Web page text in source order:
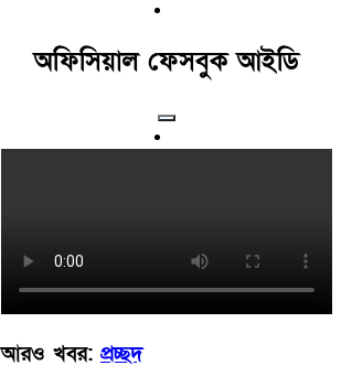
অফিসিয়াল ফেসবুক আইডি
আরও খবর: প্রচ্ছদ